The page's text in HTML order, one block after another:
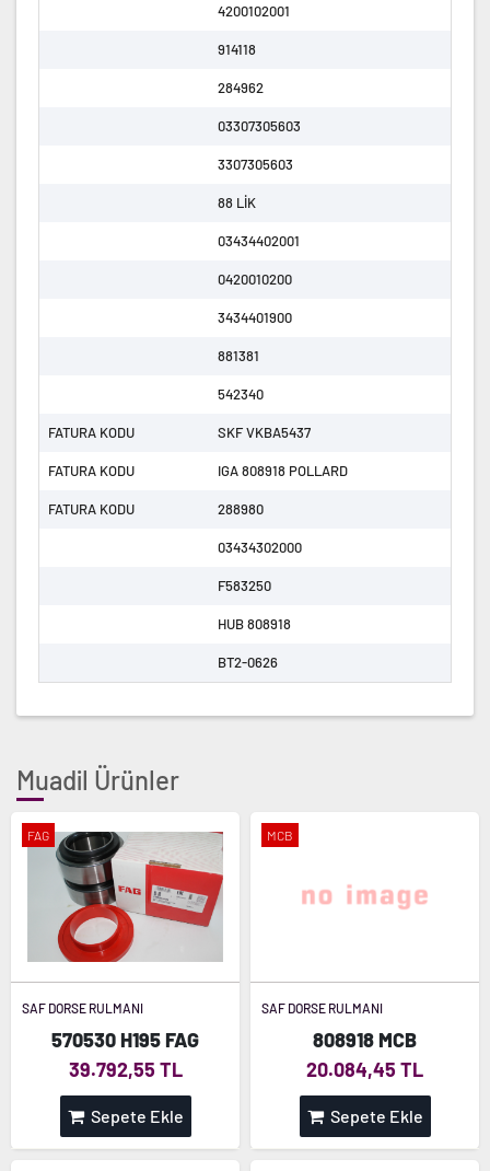
4200102001
914118
284962
03307305603
3307305603
88 LİK
03434402001
0420010200
3434401900
881381
542340
FATURA KODU SKF VKBA5437
FATURA KODU IGA 808918 POLLARD
FATURA KODU 288980
03434302000
F583250
HUB 808918
BT2-0626
Muadil Ürünler
FAG
SAF DORSE RULMANI
570530 H195 FAG
39.792,55 TL
Sepete Ekle
MCB
SAF DORSE RULMANI
808918 MCB
20.084,45 TL
Sepete Ekle